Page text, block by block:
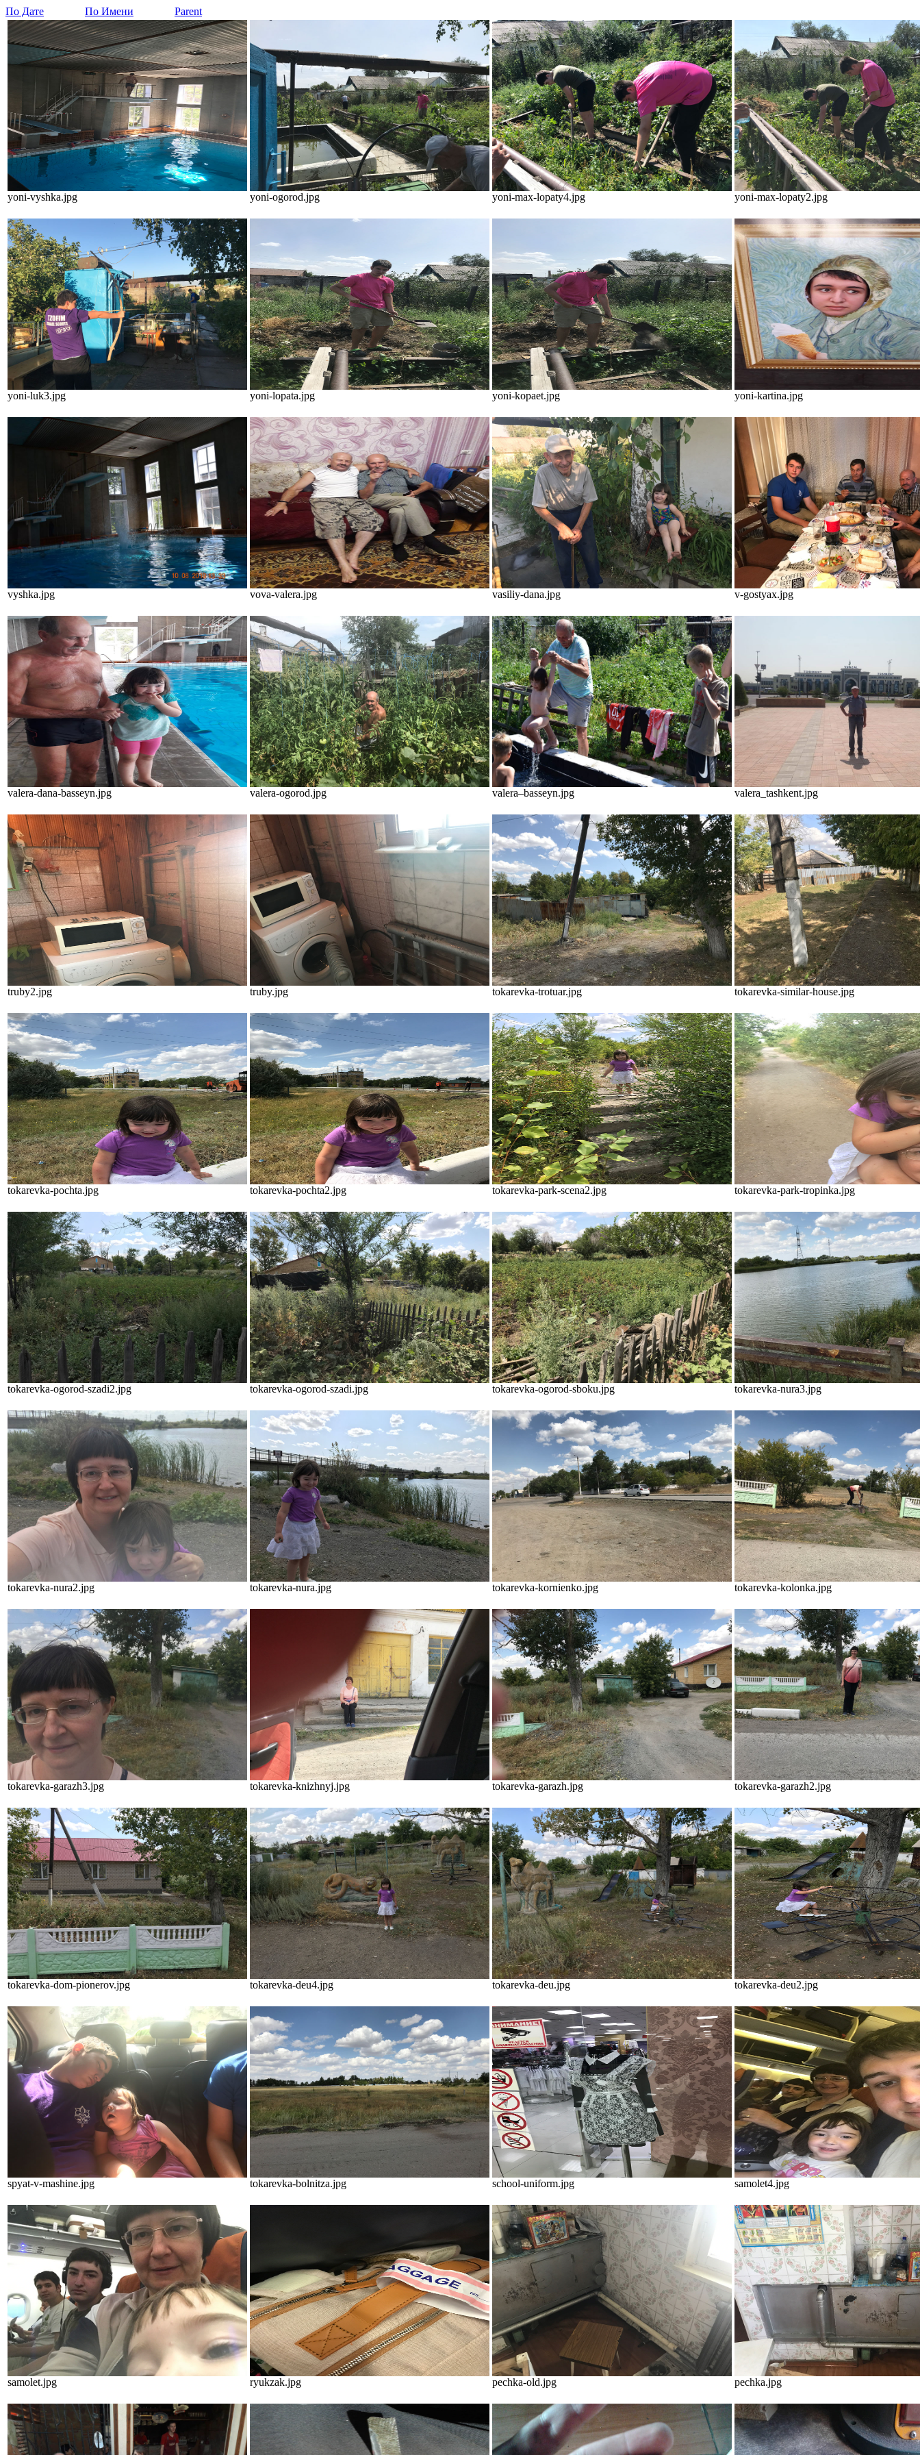
По Дате По Имени Parent
yoni-vyshka.jpg yoni-ogorod.jpg yoni-max-lopaty4.jpg yoni-max-lopaty2.jpg
yoni-luk3.jpg yoni-lopata.jpg yoni-kopaet.jpg yoni-kartina.jpg
vyshka.jpg vova-valera.jpg vasiliy-dana.jpg v-gostyax.jpg
valera-dana-basseyn.jpg valera-ogorod.jpg valera–basseyn.jpg valera_tashkent.jpg
truby2.jpg truby.jpg tokarevka-trotuar.jpg tokarevka-similar-house.jpg
tokarevka-pochta.jpg tokarevka-pochta2.jpg tokarevka-park-scena2.jpg tokarevka-park-tropinka.jpg
tokarevka-ogorod-szadi2.jpg tokarevka-ogorod-szadi.jpg tokarevka-ogorod-sboku.jpg tokarevka-nura3.jpg
tokarevka-nura2.jpg tokarevka-nura.jpg tokarevka-kornienko.jpg tokarevka-kolonka.jpg
tokarevka-garazh3.jpg tokarevka-knizhnyj.jpg tokarevka-garazh.jpg tokarevka-garazh2.jpg
tokarevka-dom-pionerov.jpg tokarevka-deu4.jpg tokarevka-deu.jpg tokarevka-deu2.jpg
spyat-v-mashine.jpg tokarevka-bolnitza.jpg school-uniform.jpg samolet4.jpg
samolet.jpg ryukzak.jpg pechka-old.jpg pechka.jpg